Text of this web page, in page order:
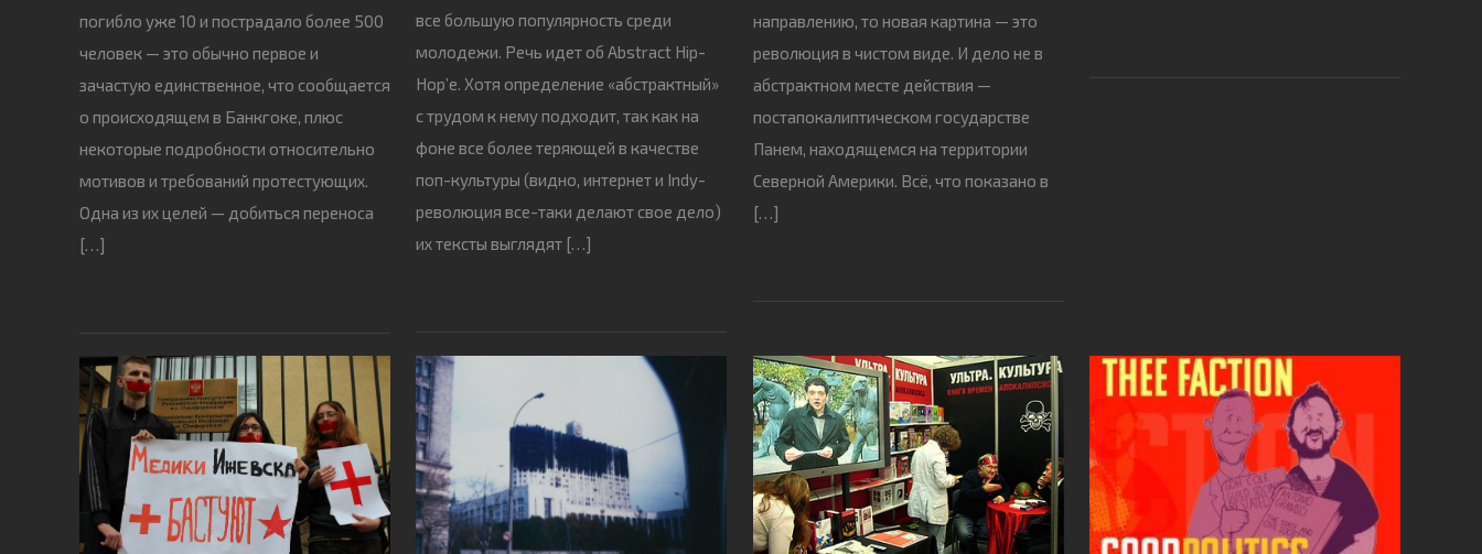
погибло уже 10 и пострадало более 500
человек — это обычно первое и
зачастую единственное, что сообщается
о происходящем в Банкгоке, плюс
некоторые подробности относительно
мотивов и требований протестующих.
Одна из их целей — добиться переноса
[…]
все большую популярность среди
молодежи. Речь идет об Abstract Hip-
Hop’е. Хотя определение «абстрактный»
с трудом к нему подходит, так как на
фоне все более теряющей в качестве
поп-культуры (видно, интернет и Indy-
революция все-таки делают свое дело)
их тексты выглядят […]
направлению, то новая картина — это
революция в чистом виде. И дело не в
абстрактном месте действия —
постапокалиптическом государстве
Панем, находящемся на территории
Северной Америки. Всё, что показано в
[…]